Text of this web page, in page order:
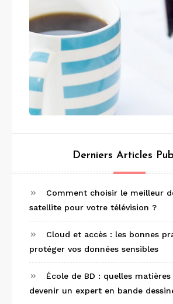
Derniers Articles
Comment choisir le meilleur
satellite pour votre télévision ?
Cloud et accès : les bonnes
protéger vos données sensibles
École de BD : quelles
devenir un expert en bande